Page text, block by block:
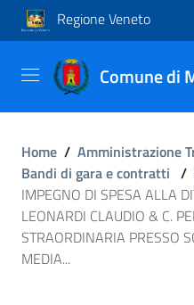
Regione Veneto
Comune di
Home / Amministrazione
Bandi di gara e contratti /
IMPEGNO DI SPESA ALLA
LEONARDI CLAUDIO & C.
STRAORDINARIA PRESSO
MEDIA...